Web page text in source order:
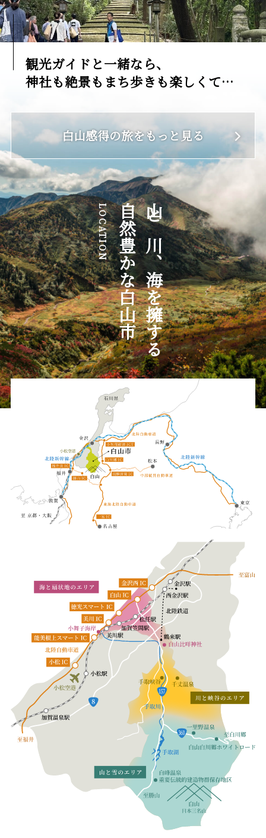
観光ガイドと一緒なら、
神社も絶景もまち歩きも楽しくて深
白山感得の旅をもっと見る
山と川、海を擁する
自然豊かな白山市